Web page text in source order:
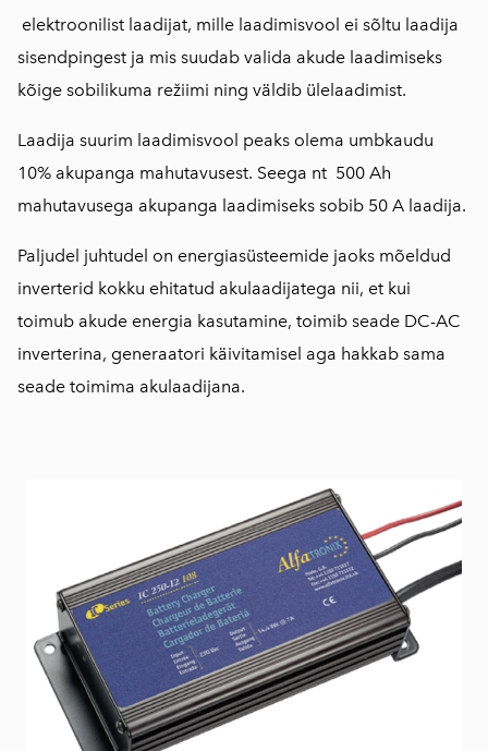
elektroonilist laadijat, mille laadimisvool ei sõltu laadija
sisendpingest ja mis suudab valida akude laadimiseks
kõige sobilikuma režiimi ning väldib ülelaadimist.
Laadija suurim laadimisvool peaks olema umbkaudu
10% akupanga mahutavusest. Seega nt 500 Ah
mahutavusega akupanga laadimiseks sobib 50 A laadija.
Paljudel juhtudel on energiasüsteemide jaoks mõeldud
inverterid kokku ehitatud akulaadijatega nii, et kui
toimub akude energia kasutamine, toimib seade DC-AC
inverterina, generaatori käivitamisel aga hakkab sama
seade toimima akulaadijana.